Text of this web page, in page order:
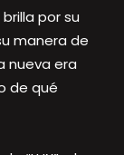
por su
manera de
nueva era
de qué